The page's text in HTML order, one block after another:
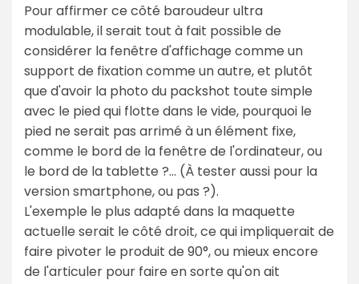
Pour affirmer ce côté baroudeur ultra
modulable, il serait tout à fait possible de
considérer la fenêtre d'affichage comme un
support de fixation comme un autre, et plutôt
que d'avoir la photo du packshot toute simple
avec le pied qui flotte dans le vide, pourquoi le
pied ne serait pas arrimé à un élément fixe,
comme le bord de la fenêtre de l'ordinateur, ou
le bord de la tablette ?… (À tester aussi pour la
version smartphone, ou pas ?).
L'exemple le plus adapté dans la maquette
actuelle serait le côté droit, ce qui impliquerait de
faire pivoter le produit de 90°, ou mieux encore
de l'articuler pour faire en sorte qu'on ait